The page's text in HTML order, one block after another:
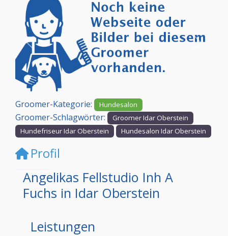
Vorheriges
Groomer-Kategorie: Hundesalon
Groomer-Schlagwörter:
Groomer Idar Oberstein
Hundefriseur Idar Oberstein
Hundesalon Idar Oberstein
Profil
Angelikas Fellstudio Inh A
Fuchs in Idar Oberstein
Leistungen